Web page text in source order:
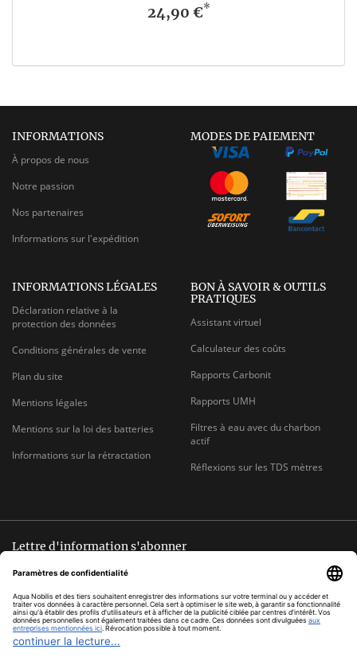
24,90 €*
INFORMATIONS
À propos de nous
Notre passion
Nos partenaires
Informations sur l'expédition
MODES DE PAIEMENT
INFORMATIONS LÉGALES
Déclaration relative à la
protection des données
Conditions générales de vente
Plan du site
Mentions légales
Mentions sur la loi des batteries
Informations sur la rétractation
BON À SAVOIR & OUTILS
PRATIQUES
Assistant virtuel
Calculateur des coûts
Rapports Carbonit
Rapports UMH
Filtres à eau avec du charbon
actif
Réflexions sur les TDS mètres
Lettre d'information s'abonner
E-
MAIL